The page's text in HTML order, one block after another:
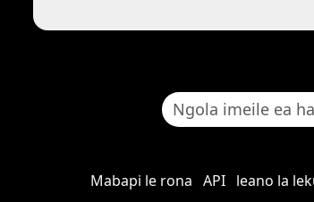
Mabapi le rona API leano la